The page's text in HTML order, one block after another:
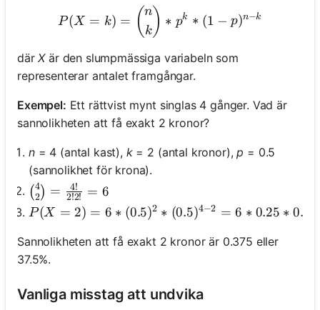
P(X = k) =
P(X = k) = (k
n ) ∗ pk ∗ (1 − p)n−k
därXär den slumpmässiga variabeln som
representerar antalet framgångar.
Exempel: Ett rättvist mynt singlas 4 gånger. Vad är
sannolikheten att få exakt 2 kronor?
n= 4 (antal kast), k= 2 (antal kronor),p = 0.5
(sannolikhet för krona).
\binom{4}{2} = \frac{4!}{2!2!} = 6
(2
4) = 2!2!
4! = 6
P(X = 2) = 6 * (0.5)^2 * (0.5)^{4-2} = 6 * 0.25 *
P(X = 2) = 6 ∗ (0.5)2 ∗ (0.5)4−2 = 6 ∗ 0.25 ∗ 0.25
Sannolikheten att få exakt 2 kronor är 0.375 eller
37.5%.
Vanliga misstag att undvika